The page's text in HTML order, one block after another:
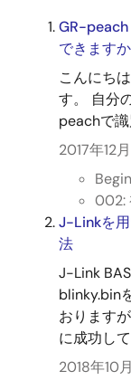
GR-
できます
こんにち
す。 自分
peachで
2017年12
002:
J-Linkを用
法
J-Link
blinky.bin
おります
に成功し
2018年10